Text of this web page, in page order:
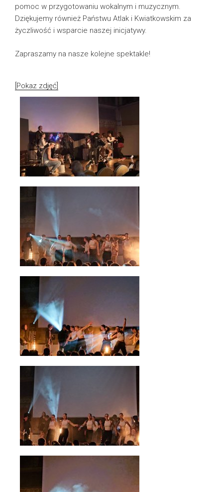
pomoc w przygotowaniu wokalnym i muzycznym.
Dziękujemy również Państwu Atlak i Kwiatkowskim za
życzliwość i wsparcie naszej inicjatywy.
Zapraszamy na nasze kolejne spektakle!
[Pokaz zdjęć]